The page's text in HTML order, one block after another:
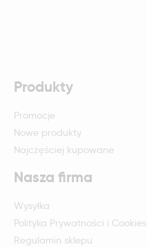
Produkty
Promocje
Nowe produkty
Najczęściej kupowane
Nasza firma
Wysyłka
Polityka Prywatności i Cookies
Regulamin sklepu